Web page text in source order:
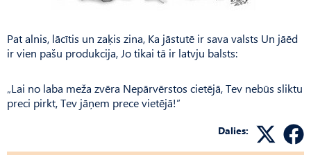
Pat alnis, lācītis un zaķis zina, Ka jāstutē ir sava valsts Un jāēd
ir vien pašu produkcija, Jo tikai tā ir latvju balsts:
„Lai no laba meža zvēra Nepārvērstos cietējā, Tev nebūs sliktu
preci pirkt, Tev jāņem prece vietējā!”
Dalies: